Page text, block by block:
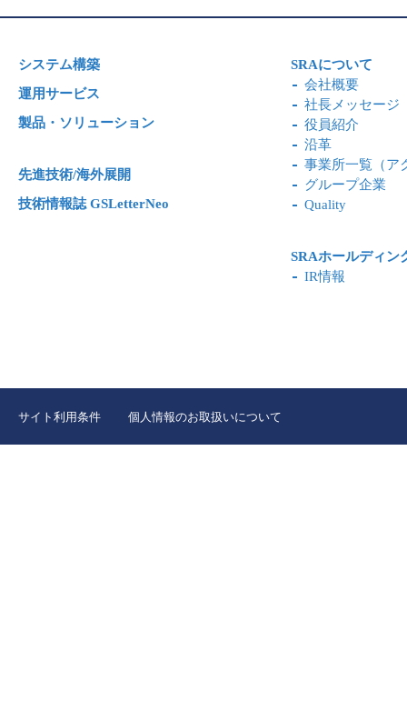
システム構築
運用サービス
製品・ソリューション
先進技術/海外展開
技術情報誌 GSLetterNeo
SRAについて
会社概要
社長メッセージ
役員紹介
沿革
事業所一覧（ア
グループ企業
Quality
SRAホールディン
IR情報
サイト利用条件 個人情報のお取扱いについて